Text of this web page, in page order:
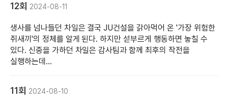
12회 2024-08-11
생사를 넘나들던 차일은 결국 JU건설을 갉아먹어 온 '가장 위험한
쥐새끼'의 정체를 알게 된다. 하지만 섣부르게 행동하면 놓칠 수
있다. 신중을 가하던 차일은 감사팀과 함께 최후의 작전을
실행하는데...
11회 2024-08-10